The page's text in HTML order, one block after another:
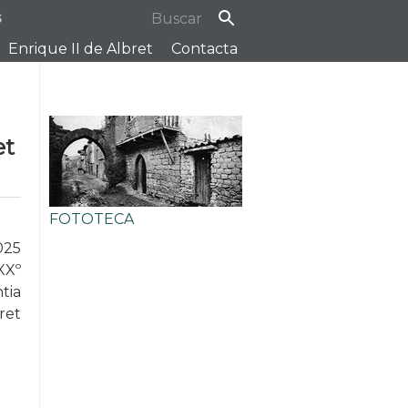
Enrique II de Albret Contacta
FOTOTECA